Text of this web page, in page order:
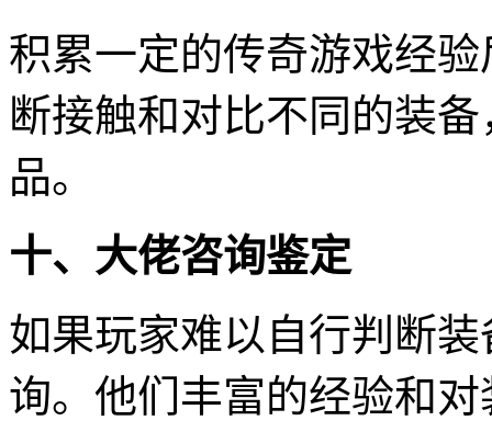
积累一定的传奇游戏经
断接触和对比不同的装
品。
十、大佬咨询鉴定
如果玩家难以自行判断
询。他们丰富的经验和